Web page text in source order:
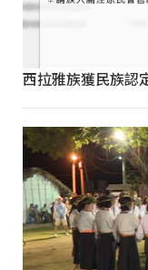
西拉雅族獲民族認